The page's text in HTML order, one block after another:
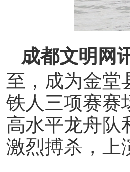
成都文明网
至，成为金堂
铁人三项赛赛
高水平龙舟队
激烈搏杀，上